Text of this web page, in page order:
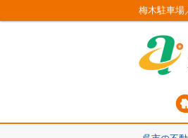
梅木駐車場